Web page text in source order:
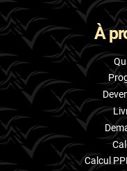
À
Calcul